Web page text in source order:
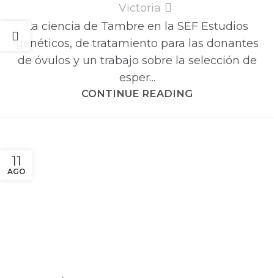
Victoria
La ciencia de Tambre en la SEF Estudios
genéticos, de tratamiento para las donantes
de óvulos y un trabajo sobre la selección de
esper...
CONTINUE READING
11
AGO